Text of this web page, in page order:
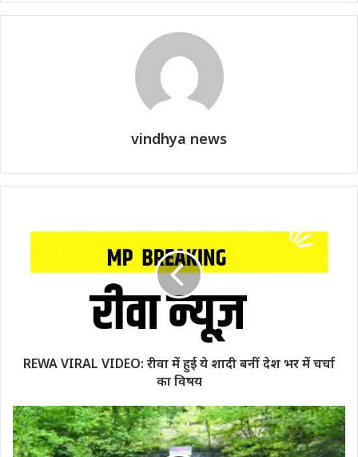
vindhya news
REWA VIRAL VIDEO: रीवा में हुई ये शादी बनीं देश भर में चर्चा
का विषय